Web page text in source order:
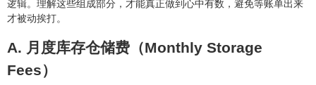
逻辑。理解这些组成部分，才能真正做到心中有数，避免等账单出来
才被动挨打。
A. 月度库存仓储费（Monthly Storage
Fees）